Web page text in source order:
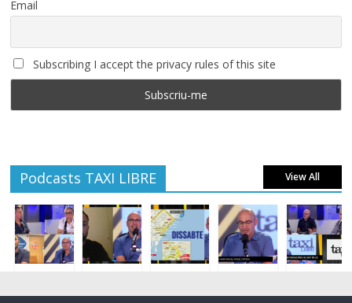
Email
Subscribing I accept the privacy rules of this site
Podcasts TAXI LIBRE View All